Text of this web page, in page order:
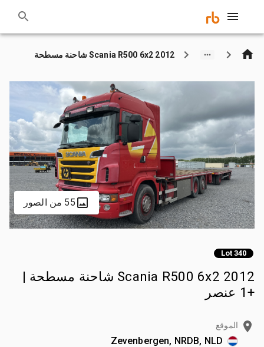
2012 Scania R500 6x2 شاحنة مسطحة
55 من الصور
Lot 340
2012 Scania R500 6x2 شاحنة مسطحة |
+1 عنصر
الموقع
Zevenbergen, NRDB, NLD